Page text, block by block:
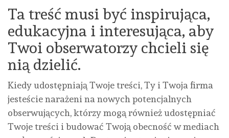
Ta treść musi być inspirująca,
edukacyjna i interesująca, aby
Twoi obserwatorzy chcieli się
nią dzielić.
Kiedy udostępniają Twoje treści, Ty i Twoja firma
jesteście narażeni na nowych potencjalnych
obserwujących, którzy mogą również udostępniać
Twoje treści i budować Twoją obecność w mediach